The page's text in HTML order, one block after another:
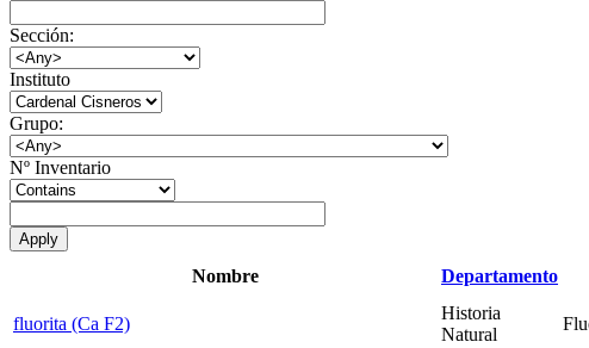
Sección:
Instituto
Grupo:
Nº Inventario
Nombre Departamento
fluorita (Ca F2)
Historia
Natural